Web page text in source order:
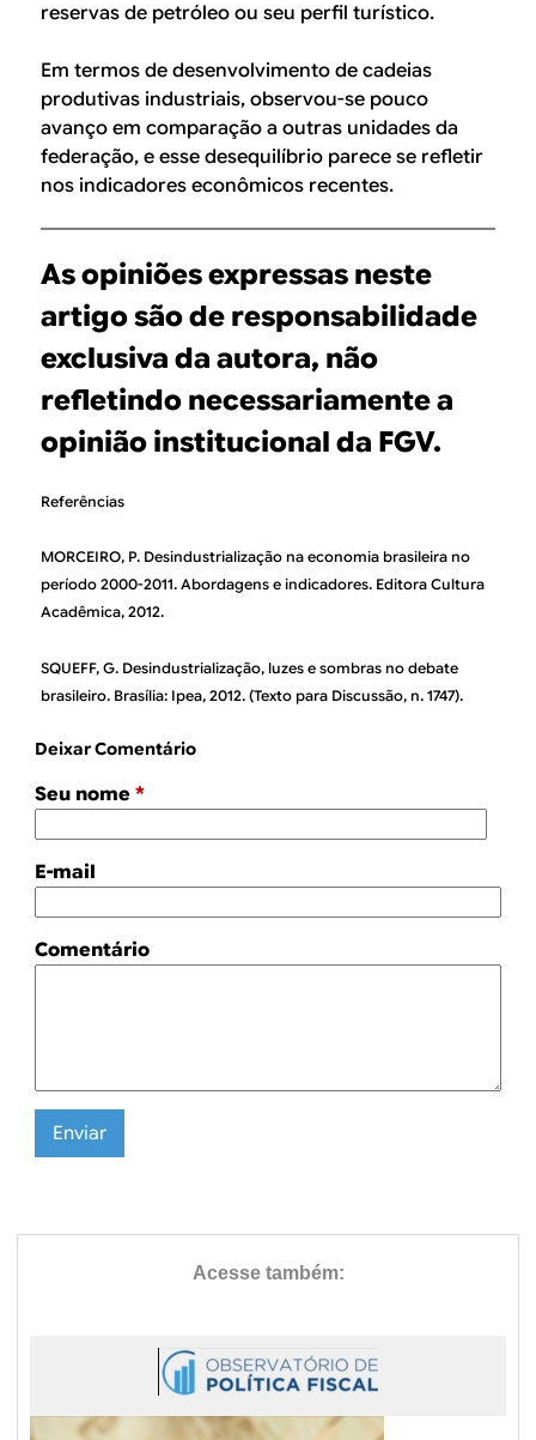
reservas de petróleo ou seu perfil turístico.
Em termos de desenvolvimento de cadeias
produtivas industriais, observou-se pouco
avanço em comparação a outras unidades da
federação, e esse desequilíbrio parece se refletir
nos indicadores econômicos recentes.
As opiniões expressas neste
artigo são de responsabilidade
exclusiva da autora, não
refletindo necessariamente a
opinião institucional da FGV.
Referências
MORCEIRO, P. Desindustrialização na economia brasileira no
período 2000-2011. Abordagens e indicadores. Editora Cultura
Acadêmica, 2012.
SQUEFF, G. Desindustrialização, luzes e sombras no debate
brasileiro. Brasília: Ipea, 2012. (Texto para Discussão, n. 1747).
Deixar Comentário
Seu nome *
E-mail
Comentário